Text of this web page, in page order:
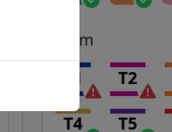
Tram
T1 T2
T4 T5